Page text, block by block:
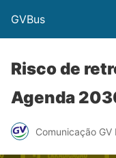
GVBus
Risco de
Agenda
Comunicação GV